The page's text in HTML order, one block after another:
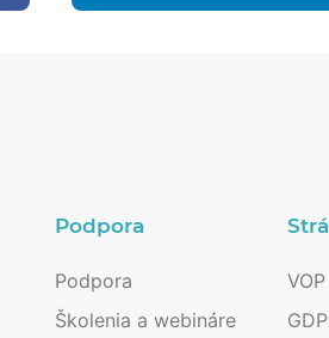
Podpora
Podpora
Školenia a webináre
VOP